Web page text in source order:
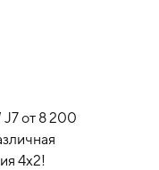
J7 от 8 200
4х2!